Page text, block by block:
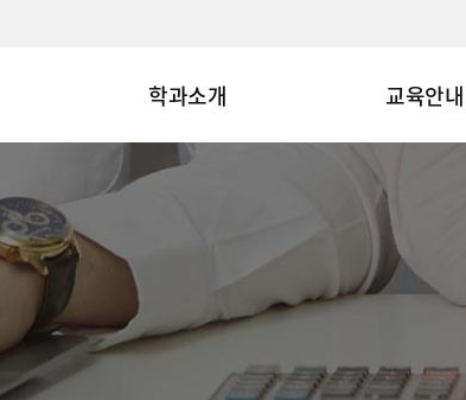
학과소개 교육안내